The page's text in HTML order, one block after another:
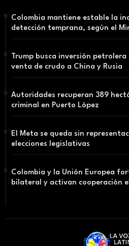
Colombia mantiene estable la
detección temprana, según el
Trump busca inversión
venta de crudo a China y Rusia
Autoridades recuperan 389
criminal en Puerto López
El Meta se queda sin
elecciones legislativas
Colombia y la Unión Europea
bilateral y activan cooperación